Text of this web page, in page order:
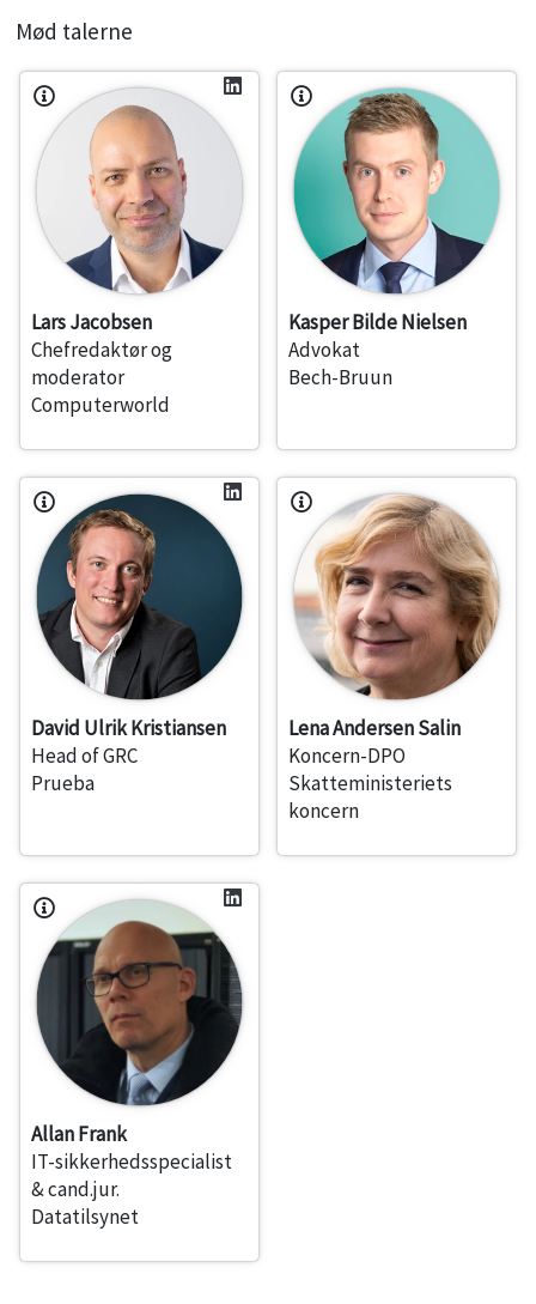
Mød talerne
Lars Jacobsen
Chefredaktør og
moderator
Computerworld
Kasper Bilde Nielsen
Advokat
Bech-Bruun
David Ulrik Kristiansen
Head of GRC
Prueba
Lena Andersen Salin
Koncern-DPO
Skatteministeriets
koncern
Allan Frank
IT-sikkerhedsspecialist
& cand.jur.
Datatilsynet